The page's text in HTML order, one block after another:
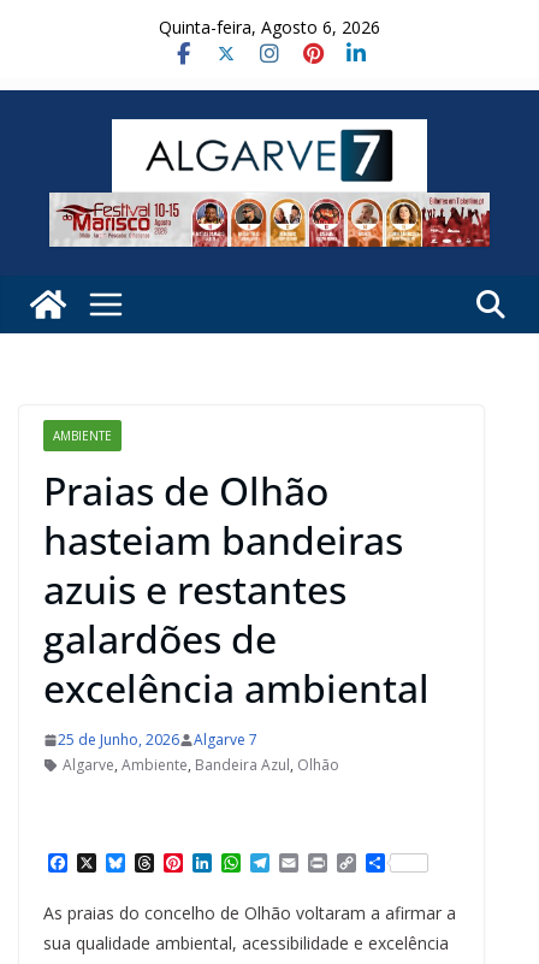
Quinta-feira, Agosto 6, 2026
AMBIENTE
Praias de Olhão
hasteiam bandeiras
azuis e restantes
galardões de
excelência ambiental
25 de Junho, 2026
Algarve 7
Algarve, Ambiente, Bandeira Azul, Olhão
e
b
X B
u
e
s
T
e
a
P
n
t
e
L
k
e
W
a
t
s
T
l
e
g
E
i
l
P
n
t
C
y
L
S
r
e
As praias do concelho de Olhão voltaram a afirmar a
sua qualidade ambiental, acessibilidade e excelência